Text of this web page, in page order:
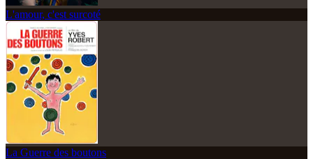
L'amour, c'est surcoté
La Guerre des boutons